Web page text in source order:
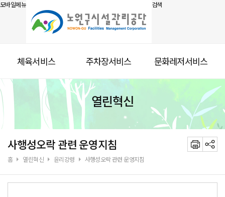
모바일메뉴 검색
체육서비스 주차장서비스 문화레저서비스
열린혁신
사행성오락 관련 운영지침
홈 열린혁신 윤리강령 사행성오락 관련 운영지침